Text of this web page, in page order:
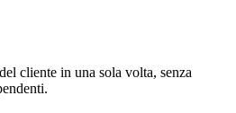
cliente in una sola volta, senza